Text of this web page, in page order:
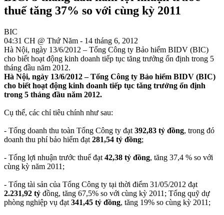
thuế tăng 37% so với cùng kỳ 2011
BIC
04:31 CH @ Thứ Năm - 14 tháng 6, 2012
Hà Nội, ngày 13/6/2012 – Tổng Công ty Bảo hiểm BIDV (BIC)
cho biết hoạt động kinh doanh tiếp tục tăng trưởng ổn định trong 5
tháng đầu năm 2012.
Hà Nội, ngày 13/6/2012 – Tổng Công ty Bảo hiểm BIDV (BIC)
cho biết hoạt động kinh doanh tiếp tục tăng trưởng ổn định
trong 5 tháng đầu năm 2012.
Cụ thể, các chỉ tiêu chính như sau:
- Tổng doanh thu toàn Tổng Công ty đạt 392,83 tỷ đồng, trong đó
doanh thu phí bảo hiểm đạt 281,54 tỷ đồng;
- Tổng lợi nhuận trước thuế đạt 42,38 tỷ đồng, tăng 37,4 % so với
cùng kỳ năm 2011;
- Tổng tài sản của Tổng Công ty tại thời điểm 31/05/2012 đạt
2.231,92 tỷ đồng, tăng 67,5% so với cùng kỳ 2011; Tổng quỹ dự
phòng nghiệp vụ đạt 341,45 tỷ đồng, tăng 19% so cùng kỳ 2011;